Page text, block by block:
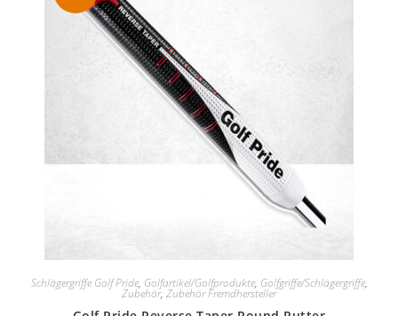
Schlägergriffe Golf Pride, Golfartikel/Golfprodukte, Golfgriffe/Schlägergriffe,
Zubehör, Zubehör Fremdhersteller